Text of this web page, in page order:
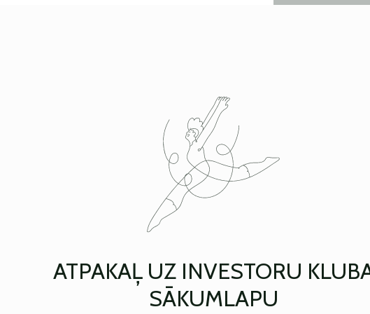
ATPAKAĻ UZ INVESTORU
SĀKUMLAPU